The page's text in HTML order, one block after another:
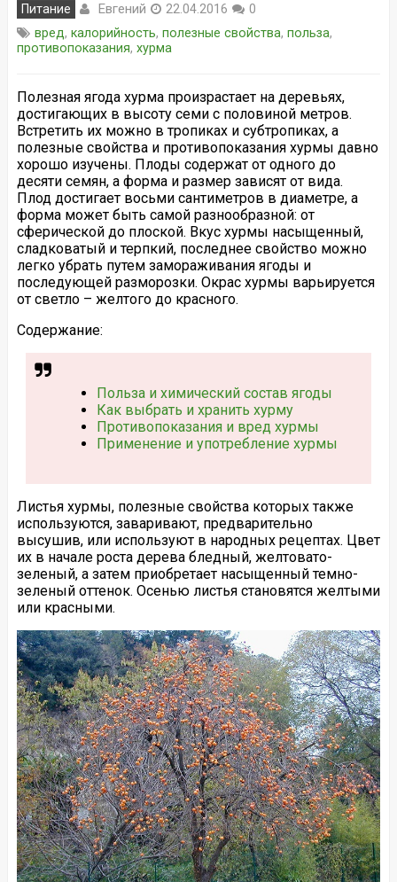
Питание Евгений 22.04.2016
0
вред, калорийность, полезные свойства, польза,
противопоказания, хурма
Полезная ягода хурма произрастает на деревьях,
достигающих в высоту семи с половиной метров.
Встретить их можно в тропиках и субтропиках, а
полезные свойства и противопоказания хурмы давно
хорошо изучены. Плоды содержат от одного до
десяти семян, а форма и размер зависят от вида.
Плод достигает восьми сантиметров в диаметре, а
форма может быть самой разнообразной: от
сферической до плоской. Вкус хурмы насыщенный,
сладковатый и терпкий, последнее свойство можно
легко убрать путем замораживания ягоды и
последующей разморозки. Окрас хурмы варьируется
от светло – желтого до красного.
Содержание:
Польза и химический состав ягоды
Как выбрать и хранить хурму
Противопоказания и вред хурмы
Применение и употребление хурмы
Листья хурмы, полезные свойства которых также
используются, заваривают, предварительно
высушив, или используют в народных рецептах. Цвет
их в начале роста дерева бледный, желтовато-
зеленый, а затем приобретает насыщенный темно-
зеленый оттенок. Осенью листья становятся желтыми
или красными.